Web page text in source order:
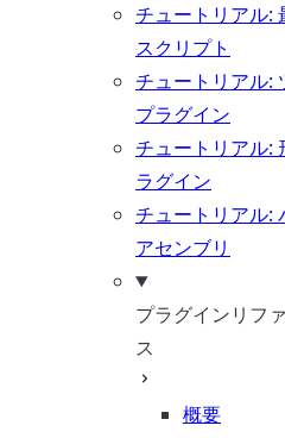
チュートリアル:
スクリプト
チュートリアル:
プラグイン
チュートリアル:
ラグイン
チュートリアル:
アセンブリ
プラグインリフ
ス
概要